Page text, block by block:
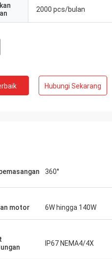
pemasok
pusat
2000 pcs/bulan
Hubungi Sekarang
360°
motor 6W hingga 140W
IP67 NEMA4/4X